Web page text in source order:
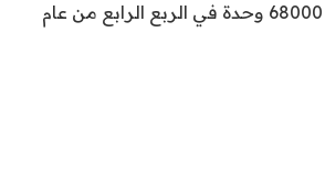
وانخفض العدد إلى 68000 وحدة في الربع الرابع من عام